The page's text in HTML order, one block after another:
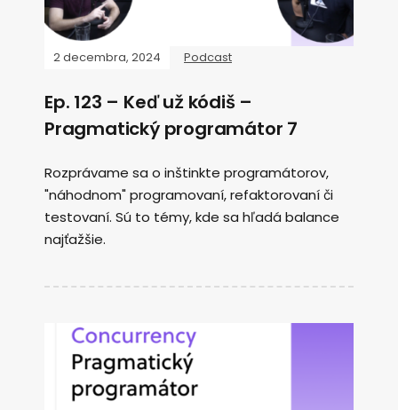
2 decembra, 2024 Podcast
Ep. 123 – Keď už kódiš –
Pragmatický programátor 7
Rozprávame sa o inštinkte programátorov,
"náhodnom" programovaní, refaktorovaní či
testovaní. Sú to témy, kde sa hľadá balance
najťažšie.